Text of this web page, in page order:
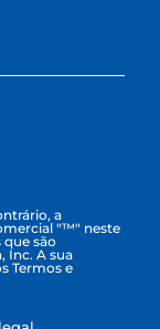
a
"™" neste
são
Inc. A sua
Termos e